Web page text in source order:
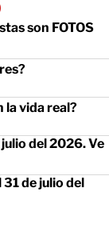
son FOTOS
la vida real?
del 2026. Ve
de julio del